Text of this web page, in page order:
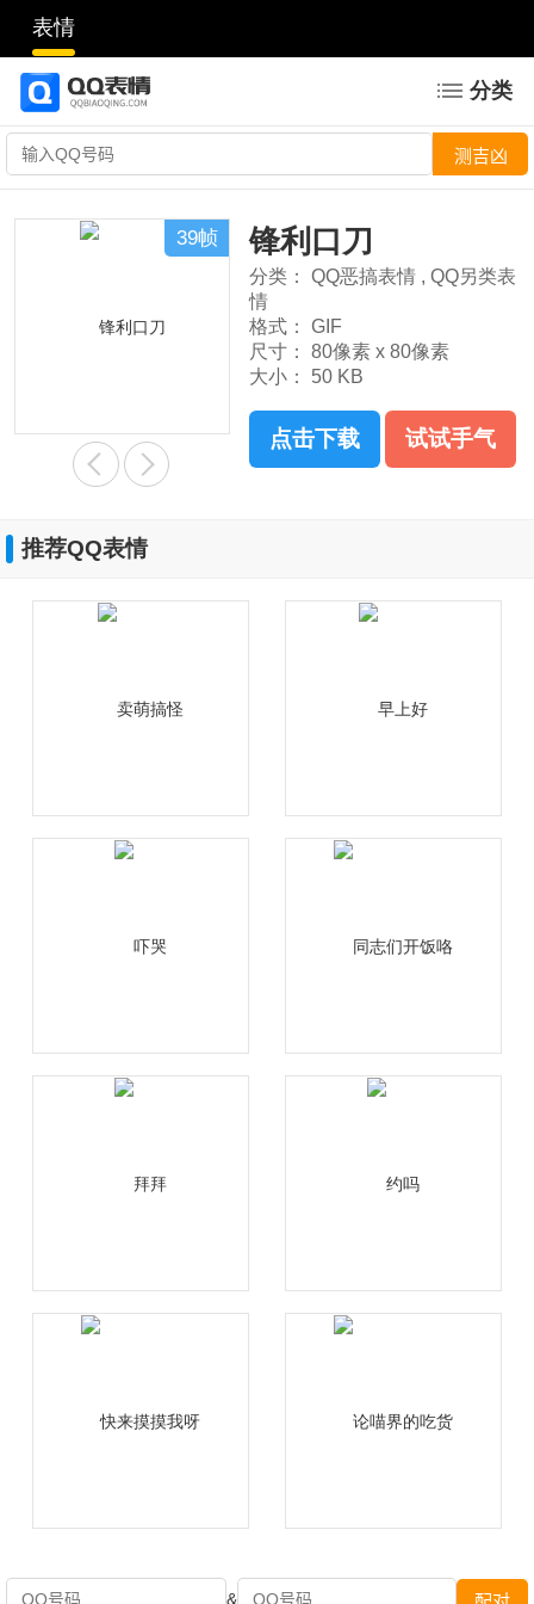
表情
分类
39帧 锋利口刀
分类： QQ恶搞表情 , QQ另类表
情
格式：
GIF
尺寸：
80像素 x 80像素
大小：
50 KB
点击下载 试试手气
推荐QQ表情